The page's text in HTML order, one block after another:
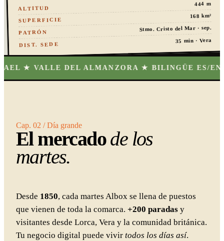
ALTITUD
444 m
SUPERFICIE
168 km²
PATRÓN Stmo. Cristo del Mar · sep.
DIST. SEDE
35 min · Vera
DEL ALMANZORA ★ BILINGÜE ES/EN ★★ EL
Cap. 02 / Día grande
El mercadode los
martes.
Desde 1850, cada martes Albox se llena de puestos
que vienen de toda la comarca. +200 paradas y
visitantes desde Lorca, Vera y la comunidad británica.
Tu negocio digital puede vivir todos los días así.